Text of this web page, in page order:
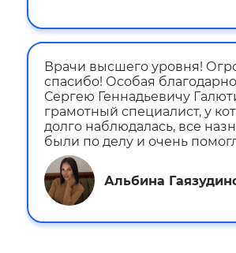
Врачи высшего уровня!
спасибо! Особая
Сергею Геннадьевичу
грамотный специалист, у
долго наблюдалась, все
были по делу и очень
Альбина